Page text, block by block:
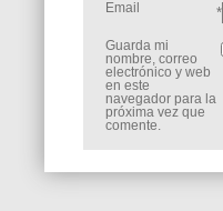
Email *
Guarda mi
nombre, correo
electrónico y web
en este
navegador para la
próxima vez que
comente.